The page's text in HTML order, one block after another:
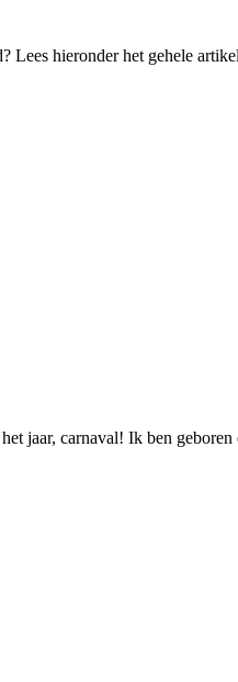
Lees hieronder het gehele
jaar, carnaval! Ik ben